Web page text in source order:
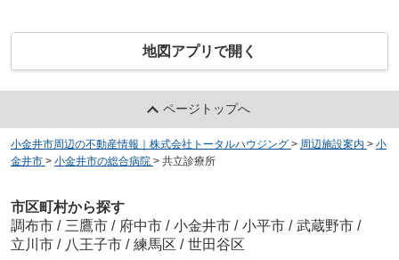
地図アプリで開く
ページトップへ
小金井市周辺の不動産情報｜株式会社トータルハウジング > 周辺施設案内 > 小
金井市 > 小金井市の総合病院 > 共立診療所
市区町村から探す
調布市 / 三鷹市 / 府中市 / 小金井市 / 小平市 / 武蔵野市 /
立川市 / 八王子市 / 練馬区 / 世田谷区